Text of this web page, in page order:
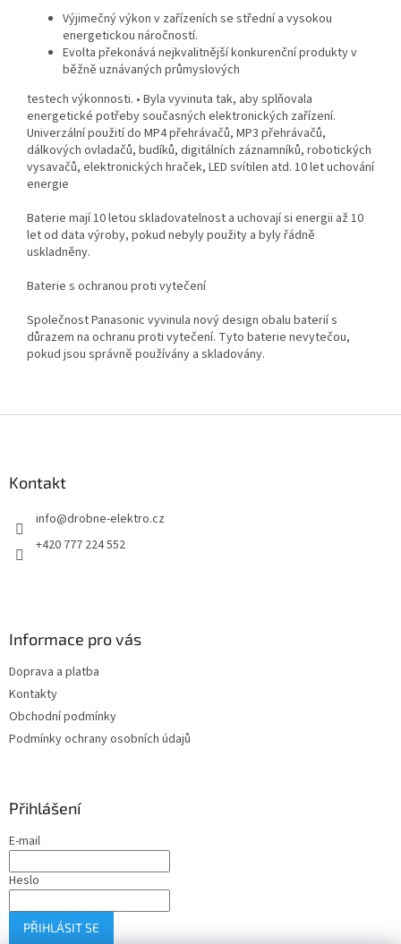
Výjimečný výkon v zařízeních se střední a vysokou
energetickou náročností.
Evolta překonává nejkvalitnější konkurenční produkty v
běžně uznávaných průmyslových
testech výkonnosti. • Byla vyvinuta tak, aby splňovala
energetické potřeby současných elektronických zařízení.
Univerzální použití do MP4 přehrávačů, MP3 přehrávačů,
dálkových ovladačů, budíků, digitálních záznamníků, robotických
vysavačů, elektronických hraček, LED svítilen atd. 10 let uchování
energie
Baterie mají 10 letou skladovatelnost a uchovají si energii až 10
let od data výroby, pokud nebyly použity a byly řádně
uskladněny.
Baterie s ochranou proti vytečení
Společnost Panasonic vyvinula nový design obalu baterií s
důrazem na ochranu proti vytečení. Tyto baterie nevytečou,
pokud jsou správně používány a skladovány.
Kontakt
info@drobne-elektro.cz
+420 777 224 552
Informace pro vás
Doprava a platba
Kontakty
Obchodní podmínky
Podmínky ochrany osobních údajů
Přihlášení
E-mail
Heslo
PŘIHLÁSIT SE